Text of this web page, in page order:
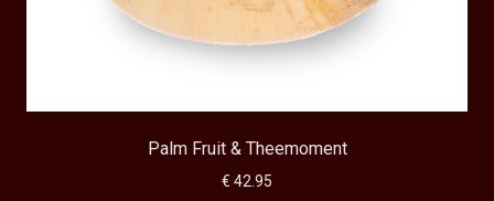
Palm Fruit & Theemoment
€ 42.95